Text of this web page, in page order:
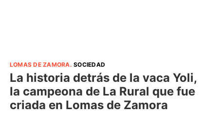
LOMAS DE ZAMORA.SOCIEDAD
La historia detrás de la vaca Yoli,
la campeona de La Rural que fue
criada en Lomas de Zamora